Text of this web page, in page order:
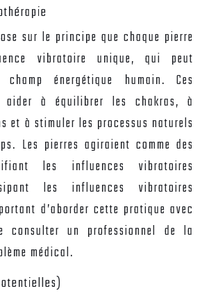
sur le principe que chaque pierre
vibratoire unique, qui peut
énergétique humain. Ces
aider à équilibrer les chakras, à
et à stimuler les processus naturels
Les pierres agiraient comme des
les influences vibratoires
les influences vibratoires
d’aborder cette pratique avec
consulter un professionnel de la
médical.